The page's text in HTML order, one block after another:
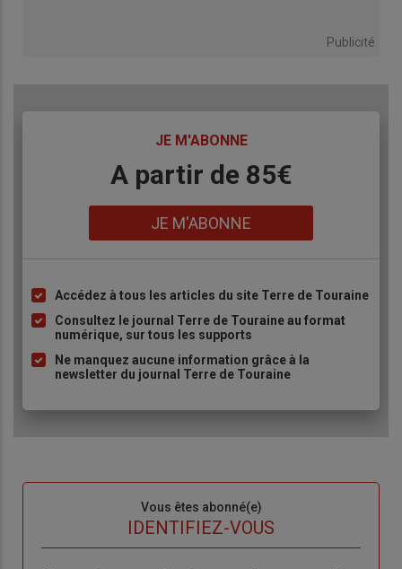
Publicité
JE M'ABONNE
A partir de 85€
JE M'ABONNE
Liste
à
puce
Accédez à tous les articles du site Terre de Touraine
Consultez le journal Terre de Touraine au format
numérique, sur tous les supports
Ne manquez aucune information grâce à la
newsletter du journal Terre de Touraine
Vous êtes abonné(e)
IDENTIFIEZ-VOUS